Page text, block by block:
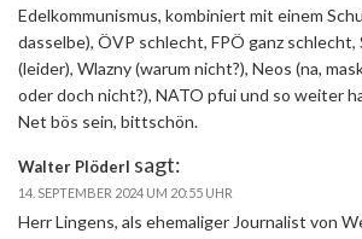
Edelkommunismus, kombiniert mit einem
dasselbe), ÖVP schlecht, FPÖ ganz
(leider), Wlazny (warum nicht?), Neos (na,
oder doch nicht?), NATO pfui und so weiter
Net bös sein, bittschön.
Walter Plöderl sagt:
14. SEPTEMBER 2024 UM 20:55 UHR
Herr Lingens, als ehemaliger Journalist von